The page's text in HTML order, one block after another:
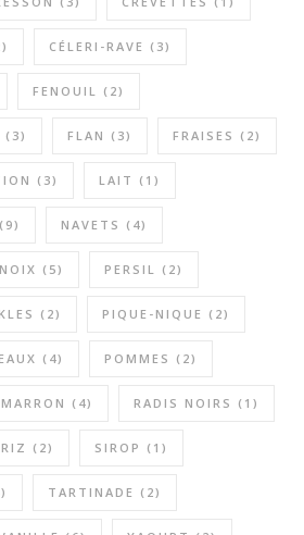
CÉLERI-RAVE (3)
FENOUIL (2)
(3) FLAN (3) FRAISES (2)
(3) LAIT (1)
(9) NAVETS (4)
NOIX (5) PERSIL (2)
(2) PIQUE-NIQUE (2)
(4) POMMES (2)
(4) RADIS NOIRS (1)
RIZ (2) SIROP (1)
TARTINADE (2)